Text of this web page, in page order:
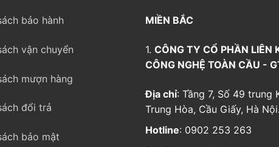
bảo hành
vận chuyển
mượn hàng
đổi trả
bảo mật
MIỀN BẮC
1. CÔNG TY CỔ PHẦN LIÊN
CÔNG NGHỆ TOÀN CẦU -
Địa chỉ: Tầng 7, Số 49 trung
Trung Hòa, Cầu Giấy, Hà Nội.
Hotline: 0902 253 263